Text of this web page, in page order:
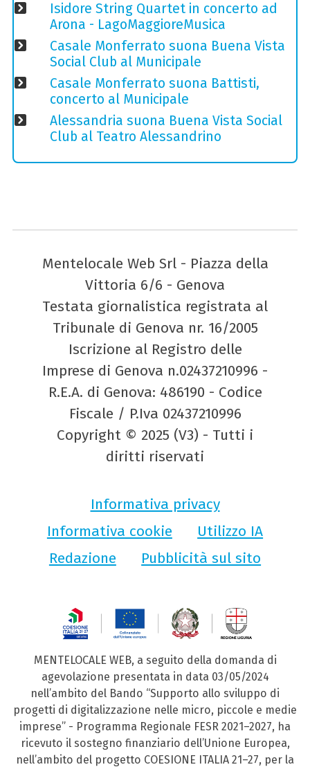
Isidore String Quartet in concerto ad
Arona - LagoMaggioreMusica
Casale Monferrato suona Buena Vista
Social Club al Municipale
Casale Monferrato suona Battisti,
concerto al Municipale
Alessandria suona Buena Vista Social
Club al Teatro Alessandrino
Mentelocale Web Srl - Piazza della
Vittoria 6/6 - Genova
Testata giornalistica registrata al
Tribunale di Genova nr. 16/2005
Iscrizione al Registro delle
Imprese di Genova n.02437210996 -
R.E.A. di Genova: 486190 - Codice
Fiscale / P.Iva 02437210996
Copyright © 2025 (V3) - Tutti i
diritti riservati
Informativa privacy
Informativa cookie
Utilizzo IA
Redazione
Pubblicità sul sito
MENTELOCALE WEB, a seguito della domanda di
agevolazione presentata in data 03/05/2024
nell’ambito del Bando “Supporto allo sviluppo di
progetti di digitalizzazione nelle micro, piccole e medie
imprese” - Programma Regionale FESR 2021–2027, ha
ricevuto il sostegno finanziario dell’Unione Europea,
nell’ambito del progetto COESIONE ITALIA 21–27, per la